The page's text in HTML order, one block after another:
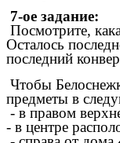
7-ое задание:
Посмотрите,
Осталось
последний
Чтобы
предметы в
- в правом
- в центре